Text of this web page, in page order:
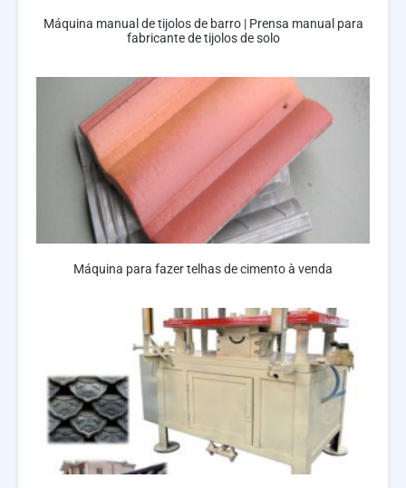
Máquina manual de tijolos de barro | Prensa manual para
fabricante de tijolos de solo
Máquina para fazer telhas de cimento à venda